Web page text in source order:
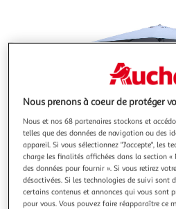
d'aide
Nous prenons à coeur de protéger
Nous et nos 68 partenaires stockons et
telles que des données de navigation ou des
appareil. Si vous sélectionnez "J'accepte", les
charge les finalités affichées dans la section
des données pour fournir ». Si vous retirez
désactivées. Si les technologies de suivi sont
certains contenus et annonces qui vous sont
pour vous. Vous pouvez faire réapparaître ce